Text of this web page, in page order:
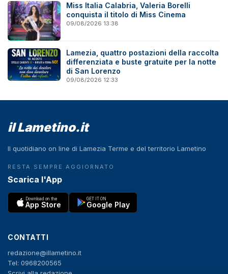
Miss Italia Calabria, Valeria Borelli
conquista il titolo di Miss Cinema
09/08/2026 13:38
Lamezia, quattro postazioni della raccolta
differenziata e buste gratuite per la notte
di San Lorenzo
09/08/2026 12:33
il Lametino.it
Il quotidiano on line di Lamezia Terme e del territorio Lametino
RESTA SEMPRE AGGIORNATO
Scarica l'App
Download on the
App Store
GET IT ON
Google Play
CONTATTI
redazione@illametino.it
Tel: 0968200565